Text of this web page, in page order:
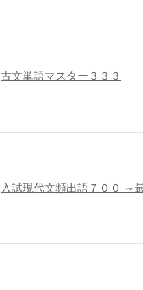
古文単語マスター３３３
入試現代文頻出語７００ ～